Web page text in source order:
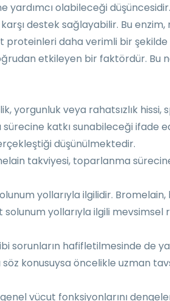
olabileceği
karşı destek sağlayabilir. Bu
proteinleri daha verimli bir
etkileyen bir faktördür.
veya rahatsızlık
katkı sunabileceği ifade
düşünülmektedir.
takviyesi, toparlanma
yollarıyla ilgilidir.
solunum yollarıyla ilgili
sorunların hafifletilmesinde
konusuysa öncelikle uzman
vücut fonksiyonlarını